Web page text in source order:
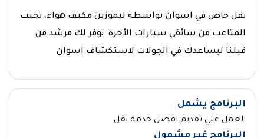
نقل خاص في اسوان بواسطة ليموزين مكيف هواء، تجنب
المتاعب من سائقي سيارات الأجرة نوفر لك مرشد من
قبلنا ليساعدك في الجولات لاستكشاف اسوان
البرنامج يشمل
العمل علي تقديم افضل خدمة نقل
البرنامج غير مشمول